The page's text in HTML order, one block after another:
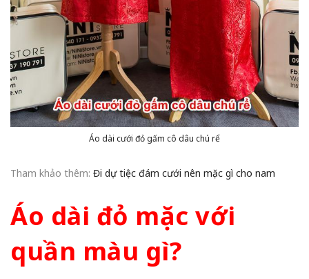
Áo dài cưới đỏ gấm cô dâu chú rể
Tham khảo thêm: Đi dự tiệc đám cưới nên mặc gì cho nam
Áo dài đỏ mặc với
quần màu gì?